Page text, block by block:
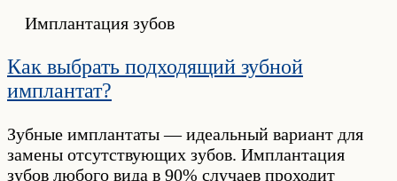
Имплантация зубов
Как выбрать подходящий зубной
имплантат?
Зубные имплантаты — идеальный вариант для
замены отсутствующих зубов. Имплантация
зубов любого вида в 90% случаев проходит